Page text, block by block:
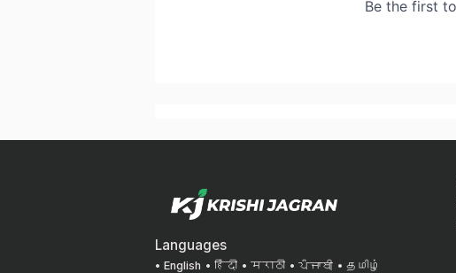
Languages
English हिंदी मराठी ਪੰਜਾਬੀ தமிழ்